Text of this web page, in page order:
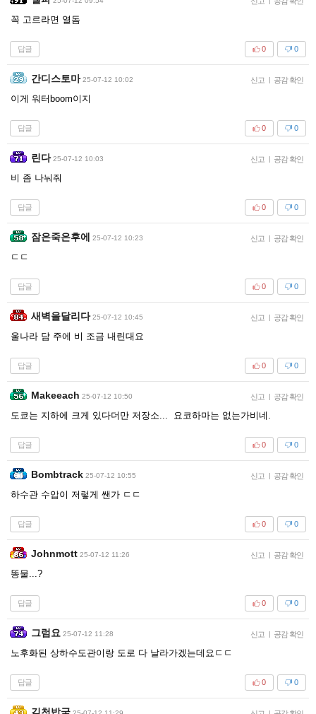
꼭 고르라면 열돔
답글 0
0
간디스토마 25-07-12 10:02 신고 | 공감 확인
이게 워터boom이지
답글 0
0
린다 25-07-12 10:03 신고 | 공감 확인
비 좀 나눠줘
답글 0
0
잠은죽은후에 25-07-12 10:23 신고 | 공감 확인
ㄷㄷ
답글 0
0
새벽을달리다 25-07-12 10:45 신고 | 공감 확인
울나라 담 주에 비 조금 내린대요
답글 0
0
Makeeach 25-07-12 10:50 신고 | 공감 확인
도쿄는 지하에 크게 있다더만 저장소... 요코하마는 없는가비네.
답글 0
0
Bombtrack 25-07-12 10:55 신고 | 공감 확인
하수관 수압이 저렇게 쌘가 ㄷㄷ
답글 0
0
Johnmott 25-07-12 11:26 신고 | 공감 확인
똥물...?
답글 0
0
그럼요 25-07-12 11:28 신고 | 공감 확인
노후화된 상하수도관이랑 도로 다 날라가겠는데요ㄷㄷ
답글 0
0
김천밥국